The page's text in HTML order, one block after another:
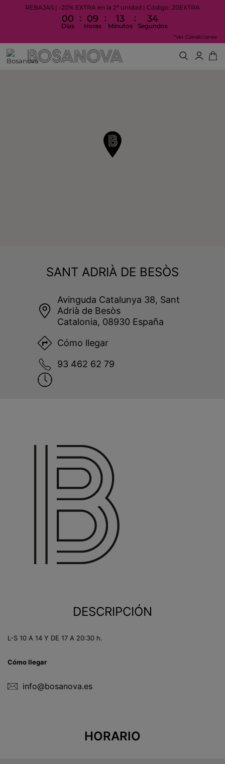
REBAJAS | -20% EXTRA en la 2ª unidad | Código: 20EXTRA
00
Días
: 09
Horas
: 13
Minutos
: 33
Segundos
*Ver Condiciones
SANT ADRIÀ DE BESÒS
Avinguda Catalunya 38, Sant
Adrià de Besòs
Catalonia, 08930 España
Cómo llegar
93 462 62 79
DESCRIPCIÓN
L-S 10 A 14 Y DE 17 A 20:30 h.
Cómo llegar
info@bosanova.es
HORARIO